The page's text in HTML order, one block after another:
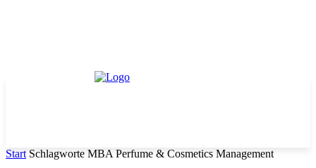
Start Schlagworte MBA Perfume & Cosmetics Management